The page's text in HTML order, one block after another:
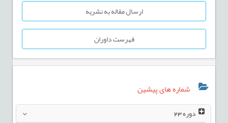
ارسال مقاله به نشریه
فهرست داوران
شماره های پیشین
دوره23